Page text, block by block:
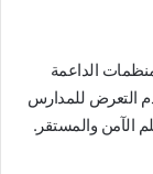
الداعمة
التعرض للمدارس
الآمن والمستقر.